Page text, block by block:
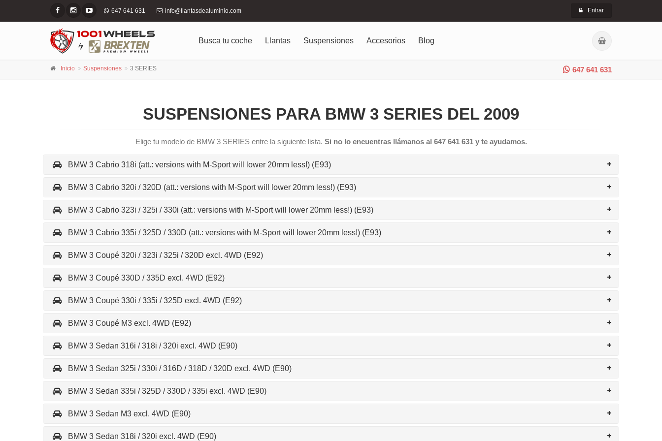
647 641 631 info@llantasdealuminio.com Entrar
Busca tu coche Llantas Suspensiones Accesorios Blog
647 641 631
Inicio Suspensiones 3 SERIES
SUSPENSIONES PARA BMW 3 SERIES DEL 2009
Elige tu modelo de BMW 3 SERIES entre la siguiente lista. Si no lo encuentras llámanos al 647 641 631 y te ayudamos.
BMW 3 Cabrio 318i (att.: versions with M-Sport will lower 20mm less!) (E93)
BMW 3 Cabrio 320i / 320D (att.: versions with M-Sport will lower 20mm less!) (E93)
BMW 3 Cabrio 323i / 325i / 330i (att.: versions with M-Sport will lower 20mm less!) (E93)
BMW 3 Cabrio 335i / 325D / 330D (att.: versions with M-Sport will lower 20mm less!) (E93)
BMW 3 Coupé 320i / 323i / 325i / 320D excl. 4WD (E92)
BMW 3 Coupé 330D / 335D excl. 4WD (E92)
BMW 3 Coupé 330i / 335i / 325D excl. 4WD (E92)
BMW 3 Coupé M3 excl. 4WD (E92)
BMW 3 Sedan 316i / 318i / 320i excl. 4WD (E90)
BMW 3 Sedan 325i / 330i / 316D / 318D / 320D excl. 4WD (E90)
BMW 3 Sedan 335i / 325D / 330D / 335i excl. 4WD (E90)
BMW 3 Sedan M3 excl. 4WD (E90)
BMW 3 Sedan 318i / 320i excl. 4WD (E90)